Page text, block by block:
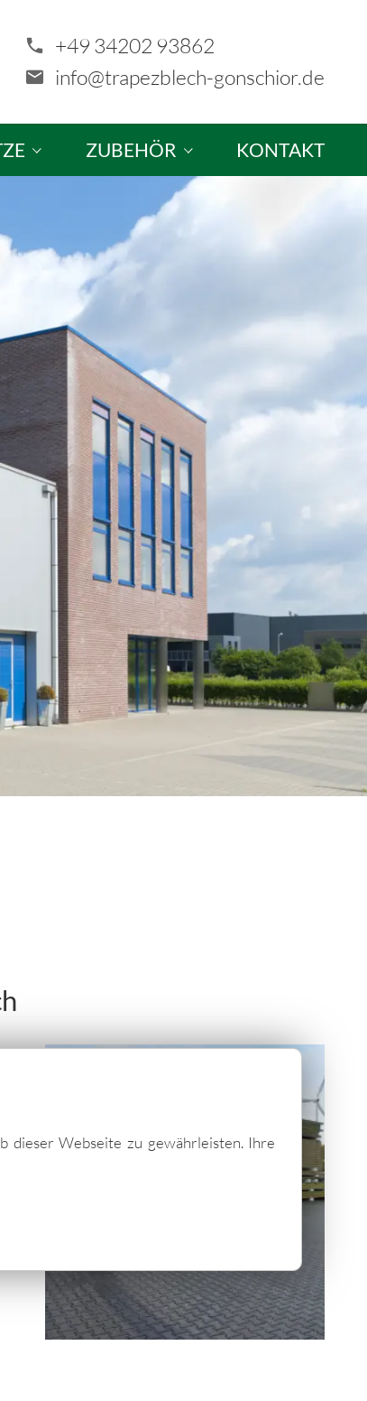
+49 34202 93862
info@trapezblech-gonschior.de
ZUBEHÖR
Schrauben
Profilfüller & Kantprofile
KONTAKT
dieser Webseite zu gewährleisten. Ihre